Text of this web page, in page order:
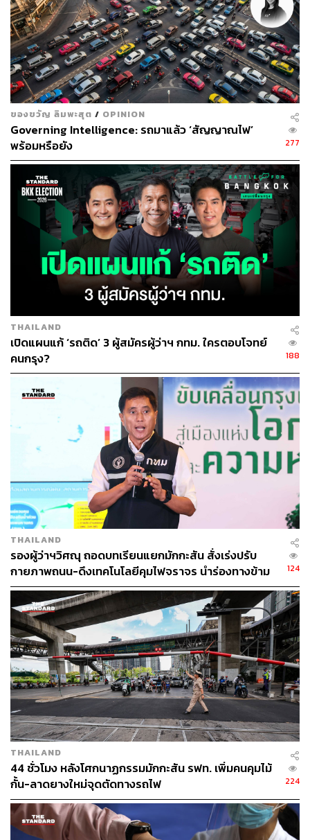
ของขวัญ ลิมพะสุต / OPINION
Governing Intelligence: รถมาแล้ว ‘สัญญาณไฟ’
พร้อมหรือยัง
277
THAILAND
เปิดแผนแก้ ‘รถติด’ 3 ผู้สมัครผู้ว่าฯ กทม. ใครตอบโจทย์
คนกรุง?
188
THAILAND
รองผู้ว่าฯวิศณุ ถอดบทเรียนแยกมักกะสัน สั่งเร่งปรับ
กายภาพถนน-ดึงเทคโนโลยีคุมไฟจราจร นำร่องทางข้าม
รถไฟทั่วกรุง 32 จุด
124
THAILAND
44 ชั่วโมง หลังโศกนาฏกรรมมักกะสัน รฟท. เพิ่มคนคุมไม้
กั้น-ลาดยางใหม่จุดตัดทางรถไฟ
224